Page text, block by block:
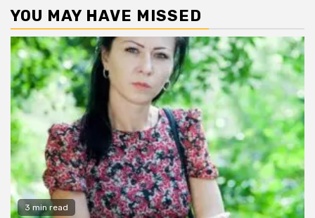
YOU MAY HAVE MISSED
3 min read